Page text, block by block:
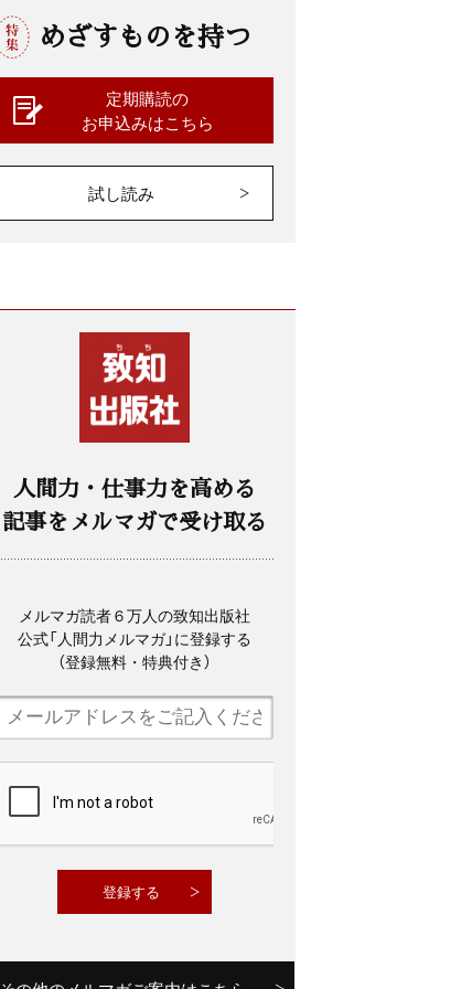
めざすものを持つ
定期購読の
お申込みはこちら
試し読み
人間力・仕事力を高める
記事をメルマガで受け取る
メルマガ読者６万人の致知出版社
公式「人間力メルマガ」に登録する
（登録無料・特典付き）